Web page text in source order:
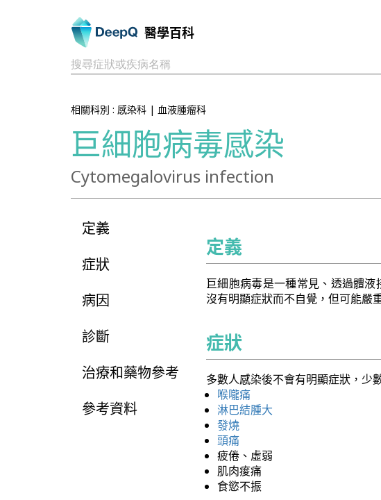
醫學百科
搜尋症狀或疾病名稱
相關科別 : 感染科 | 血液腫瘤科
巨細胞病毒感染
Cytomegalovirus infection
定義
症狀
病因
診斷
治療和藥物參考
參考資料
定義
巨細胞病毒是一種常見、透過體
沒有明顯症狀而不自覺，但可能嚴
症狀
多數人感染後不會有明顯症狀，少
喉嚨痛
淋巴結腫大
發燒
頭痛
疲倦、虛弱
肌肉痠痛
食慾不振